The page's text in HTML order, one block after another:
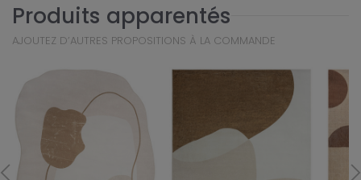
Produits apparentés
AJOUTEZ D’AUTRES PROPOSITIONS À LA COMMANDE